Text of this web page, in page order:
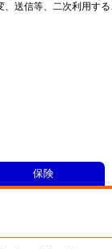
送信等、二次利用す
保険